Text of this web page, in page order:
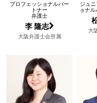
プロフェッショナルパー
トナー
弁護士
李 隆志
大阪弁護士会所属
ジュ
ョナ
大